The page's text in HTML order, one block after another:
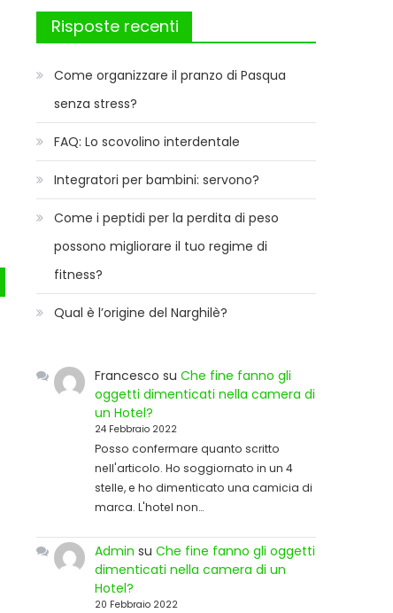
Risposte recenti
Come organizzare il pranzo di Pasqua
senza stress?
FAQ: Lo scovolino interdentale
Integratori per bambini: servono?
Come i peptidi per la perdita di peso
possono migliorare il tuo regime di
fitness?
Qual è l’origine del Narghilè?
Francesco su Che fine fanno gli
oggetti dimenticati nella camera di
un Hotel?
24 Febbraio 2022
Posso confermare quanto scritto
nell'articolo. Ho soggiornato in un 4
stelle, e ho dimenticato una camicia di
marca. L'hotel non…
Admin su Che fine fanno gli oggetti
dimenticati nella camera di un
Hotel?
20 Febbraio 2022